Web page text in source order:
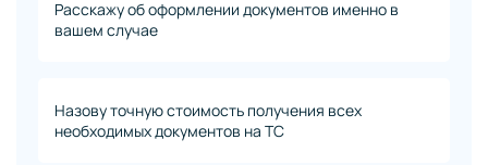
Расскажу об оформлении документов именно в
вашем случае
Назову точную стоимость получения всех
необходимых документов на ТС